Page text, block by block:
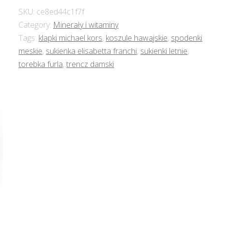
SKU: ce8ed44c1f7f
Category: Minerały i witaminy
Tags: klapki michael kors, koszule hawajskie, spodenki
meskie, sukienka elisabetta franchi, sukienki letnie,
torebka furla,trencz damski